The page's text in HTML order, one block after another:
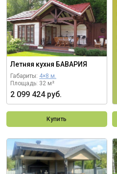
Летняя кухня БАВАРИЯ
Габариты: 4×8 м.
Площадь: 32 м²
2 099 424 руб.
Купить